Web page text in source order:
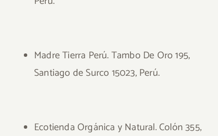
Madre Tierra Perú. Tambo De Oro 195,
Santiago de Surco 15023, Perú.
Ecotienda Orgánica y Natural. Colón 355,